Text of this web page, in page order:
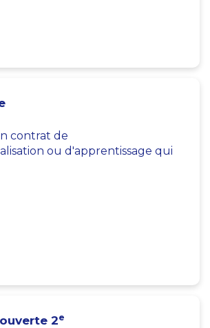
contrat de
ou d'apprentissage qui
2e